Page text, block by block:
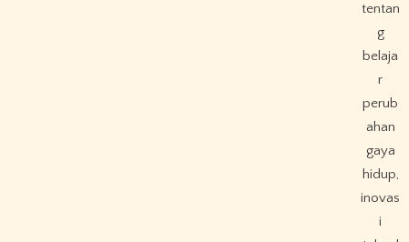
tentan
g
belaja
r
perub
ahan
gaya
hidup,
inovas
i